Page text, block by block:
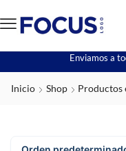
Enviamos a
Inicio Shop Productos